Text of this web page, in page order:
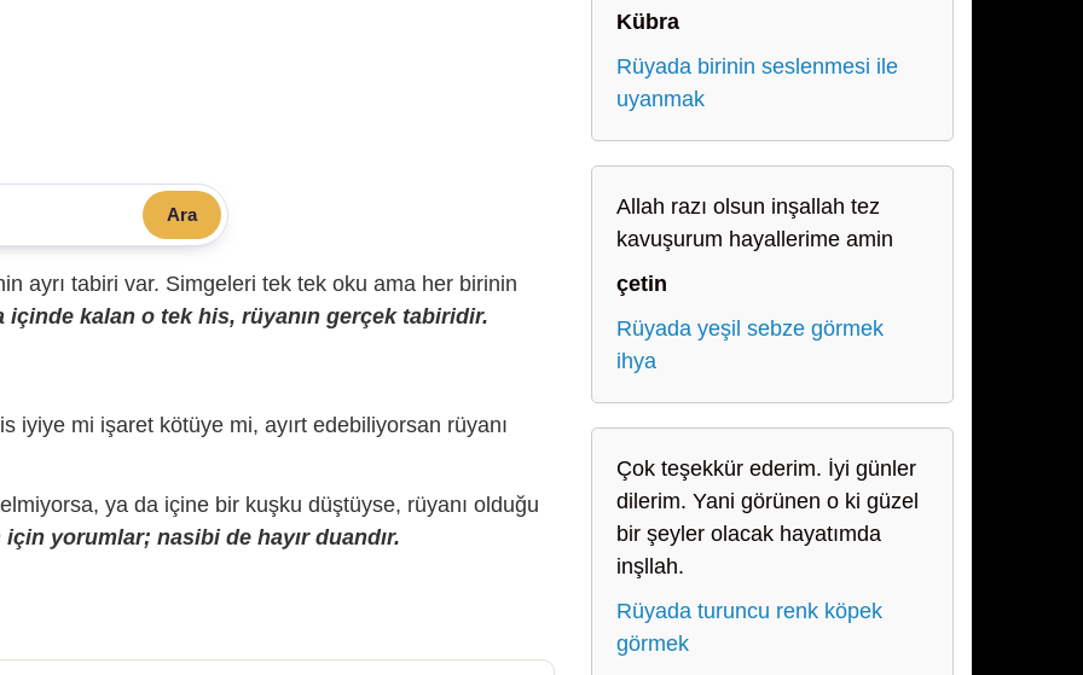
Ara
ayrı tabiri var. Simgeleri tek tek oku ama her birinin
içinde kalan o tek his, rüyanın gerçek tabiridir.
iyiye mi işaret kötüye mi, ayırt edebiliyorsan rüyanı
ya da içine bir kuşku düştüyse, rüyanı olduğu
yorumlar; nasibi de hayır duandır.
Kübra
Rüyada birinin seslenmesi ile
uyanmak
Allah razı olsun inşallah tez
kavuşurum hayallerime amin
çetin
Rüyada yeşil sebze görmek
ihya
Çok teşekkür ederim. İyi günler
dilerim. Yani görünen o ki güzel
bir şeyler olacak hayatımda
inşllah.
Rüyada turuncu renk köpek
görmek